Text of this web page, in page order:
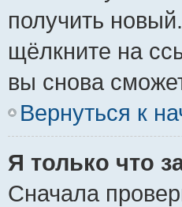
получить
щёлкните на
вы снова
Вернуться к
Я только что
Сначала